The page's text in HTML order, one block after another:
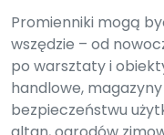
Promienniki mogą
wszędzie – od
po warsztaty i
handlowe, magazyny
bezpieczeństwu